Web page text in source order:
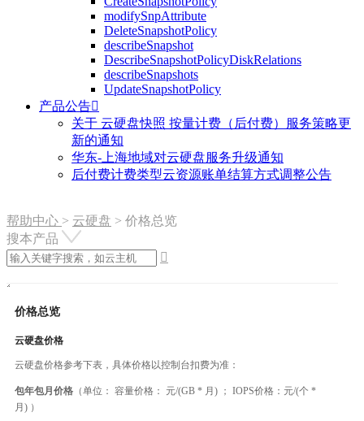
modifySnpAttribute
DeleteSnapshotPolicy
describeSnapshot
DescribeSnapshotPolicyDiskRelations
describeSnapshots
UpdateSnapshotPolicy
产品公告
关于 云硬盘快照 按量计费（后付费）服务策略更
新的通知
华东-上海地域对云硬盘服务升级通知
后付费计费类型云资源账单结算方式调整公告
帮助中心 > 云硬盘 > 价格总览
搜本产品

价格总览
云硬盘价格
云硬盘价格参考下表，具体价格以控制台扣费为准：
包年包月价格 （单位： 容量价格： 元/(GB * 月) ； IOPS价格：元/(个 *
月) ）